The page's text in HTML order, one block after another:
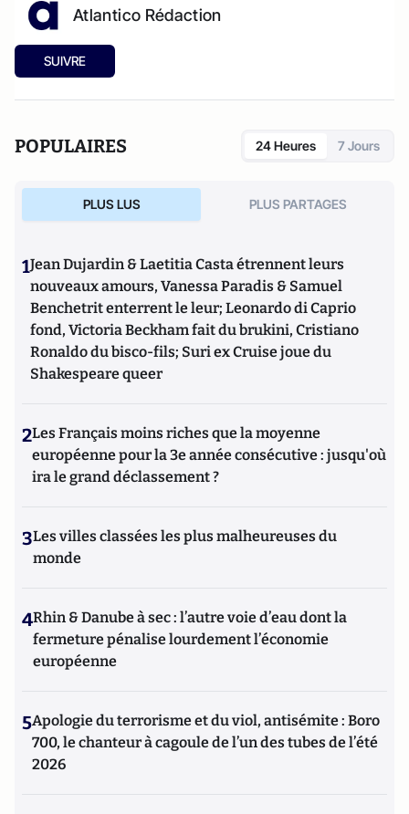
Atlantico Rédaction
SUIVRE
POPULAIRES 24 Heures 7 Jours
PLUS LUS PLUS PARTAGES
1Jean Dujardin & Laetitia Casta étrennent leurs
nouveaux amours, Vanessa Paradis & Samuel
Benchetrit enterrent le leur; Leonardo di Caprio
fond, Victoria Beckham fait du brukini, Cristiano
Ronaldo du bisco-fils; Suri ex Cruise joue du
Shakespeare queer
2Les Français moins riches que la moyenne
européenne pour la 3e année consécutive : jusqu'où
ira le grand déclassement ?
3Les villes classées les plus malheureuses du
monde
4Rhin & Danube à sec : l’autre voie d’eau dont la
fermeture pénalise lourdement l’économie
européenne
5Apologie du terrorisme et du viol, antisémite : Boro
700, le chanteur à cagoule de l’un des tubes de l’été
2026